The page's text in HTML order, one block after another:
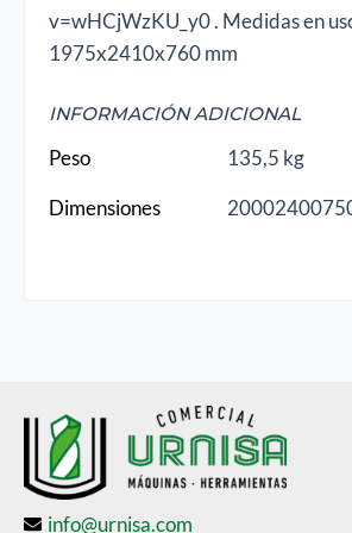
v=wHCjWzKU_y0 . Medidas en
1975x2410x760 mm
INFORMACIÓN ADICIONAL
Peso
135,5 kg
Dimensiones
info@urnisa.com